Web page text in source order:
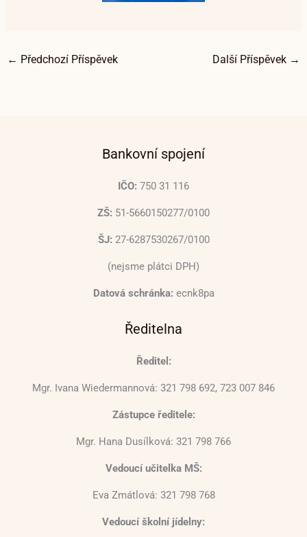
← Předchozí Příspěvek Další Příspěvek →
Bankovní spojení
IČO: 750 31 116
ZŠ: 51-5660150277/0100
ŠJ: 27-6287530267/0100
(nejsme plátci DPH)
Datová schránka: ecnk8pa
Ředitelna
Ředitel:
Mgr. Ivana Wiedermannová: 321 798 692, 723 007 846
Zástupce ředitele:
Mgr. Hana Dusílková: 321 798 766
Vedoucí učitelka MŠ:
Eva Zmátlová: 321 798 768
Vedoucí školní jídelny: